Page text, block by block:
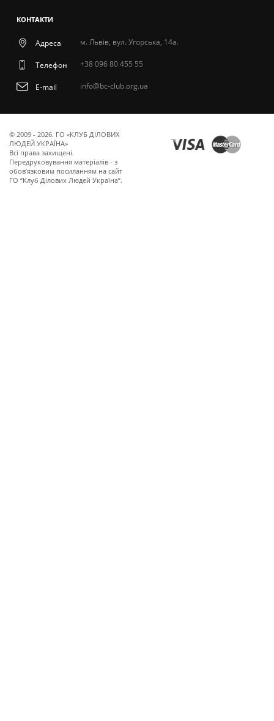
КОНТАКТИ
Адреса м. Львів, вул. Угорська, 14а.
Телефон +38 096 80 455 55
E-mail info@bc-club.org.ua
© 2009 - 2026. ГО «КЛУБ ДІЛОВИХ
ЛЮДЕЙ УКРАЇНА»
Всi права захищенi.
Передруковування матеріалів - з
обов’язковим посиланням на сайт
ГО “Клуб Ділових Людей Україна”.